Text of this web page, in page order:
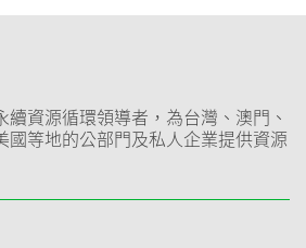
續資源循環領導者，為台灣、澳門、
國等地的公部門及私人企業提供資源